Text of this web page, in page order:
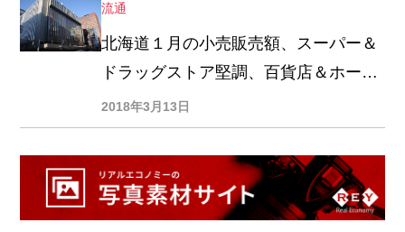
流通
北海道１月の小売販売額、スーパー＆
ドラッグストア堅調、百貨店＆ホーム
センター苦戦
2018年3月13日